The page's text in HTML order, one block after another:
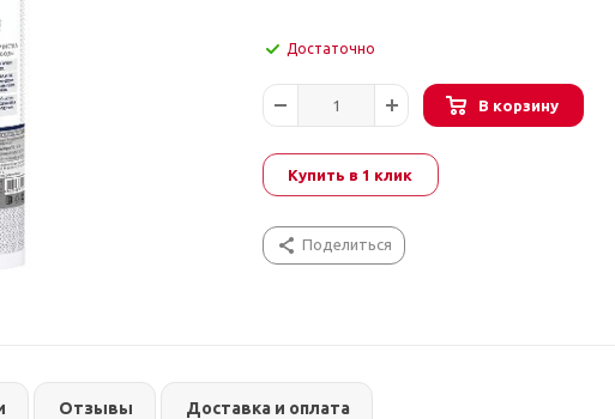
Достаточно
В корзину
Купить в 1 клик
Поделиться
Отзывы Доставка и оплата